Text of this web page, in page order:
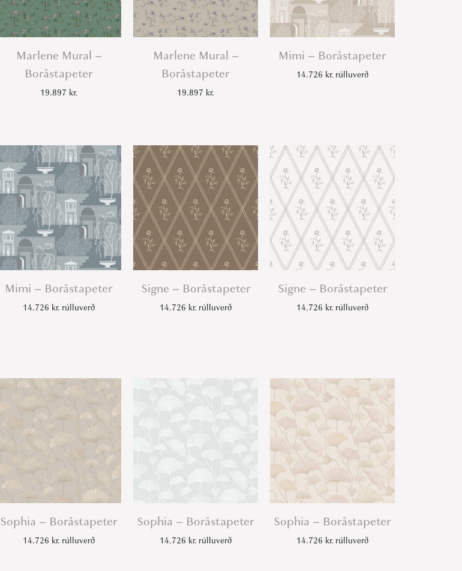
Marlene Mural –
Boråstapeter
19.897 kr.
Marlene Mural –
Boråstapeter
19.897 kr.
Mimi – Boråstapeter
14.726 kr. rúlluverð
Mimi – Boråstapeter
14.726 kr. rúlluverð
Signe – Boråstapeter
14.726 kr. rúlluverð
Signe – Boråstapeter
14.726 kr. rúlluverð
Sophia – Boråstapeter
14.726 kr. rúlluverð
Sophia – Boråstapeter
14.726 kr. rúlluverð
Sophia – Boråstapeter
14.726 kr. rúlluverð